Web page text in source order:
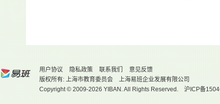
用户协议 隐私政策 联系我们
意见反馈
版权所有: 上海市教育委员会 上海易班企业发展有限公司
Copyright © 2009-2026 YIBAN. All Rights Reserved. 沪ICP备